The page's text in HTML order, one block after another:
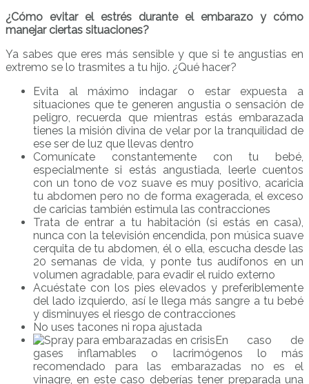
¿Cómo evitar el estrés durante el embarazo y cómo
manejar ciertas situaciones?
Ya sabes que eres más sensible y que si te angustias en
extremo se lo trasmites a tu hijo. ¿Qué hacer?
Evita al máximo indagar o estar expuesta a
situaciones que te generen angustia o sensación de
peligro, recuerda que mientras estás embarazada
tienes la misión divina de velar por la tranquilidad de
ese ser de luz que llevas dentro
Comunícate constantemente con tu bebé,
especialmente si estás angustiada, leerle cuentos
con un tono de voz suave es muy positivo, acaricia
tu abdomen pero no de forma exagerada, el exceso
de caricias también estimula las contracciones
Trata de entrar a tu habitación (si estás en casa),
nunca con la televisión encendida, pon música suave
cerquita de tu abdomen, él o ella, escucha desde las
20 semanas de vida, y ponte tus audífonos en un
volumen agradable, para evadir el ruido externo
Acuéstate con los pies elevados y preferiblemente
del lado izquierdo, así le llega más sangre a tu bebé
y disminuyes el riesgo de contracciones
No uses tacones ni ropa ajustada
En caso de
gases inflamables o lacrimógenos lo más
recomendado para las embarazadas no es el
vinagre, en este caso deberías tener preparada una